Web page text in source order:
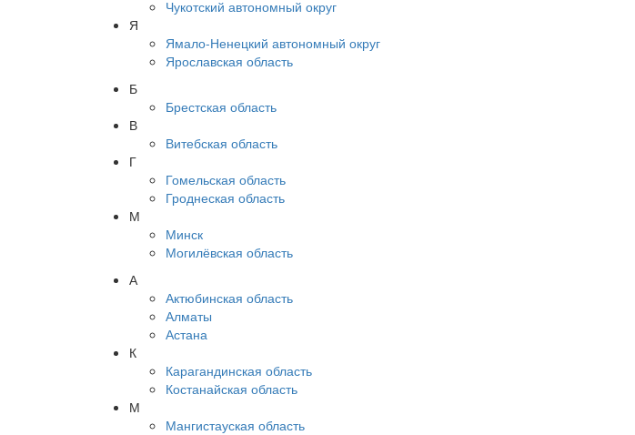
Чукотский автономный округ
Я
Ямало-Ненецкий автономный округ
Ярославская область
Б
Брестская область
В
Витебская область
Г
Гомельская область
Гроднеская область
М
Минск
Могилёвская область
А
Актюбинская область
Алматы
Астана
К
Карагандинская область
Костанайская область
М
Мангистауская область